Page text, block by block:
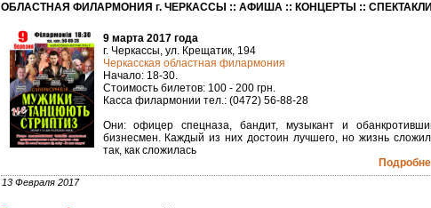
ОБЛАСТНАЯ ФИЛАРМОНИЯ г. ЧЕРКАССЫ :: АФИША :: КОНЦЕРТЫ :: СПЕКТАКЛИ
9 марта 2017 года
г. Черкассы, ул. Крещатик, 194
Черкасская областная филармония
Начало: 18-30.
Стоимость билетов: 100 - 200 грн.
Касса филармонии тел.: (0472) 56-88-28
Они: офицер спецназа, бандит, музыкант и
бизнесмен. Каждый из них достоин лучшего, но жизнь
так, как сложилась
13 Февраля 2017